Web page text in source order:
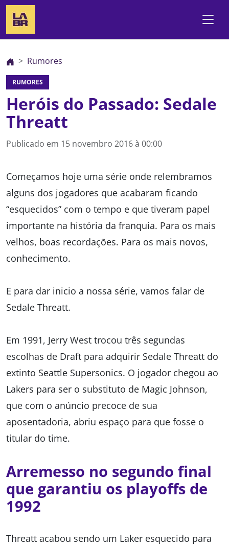
Rumores
RUMORES
Heróis do Passado: Sedale
Threatt
Publicado em 15 novembro 2016 à 00:00
Começamos hoje uma série onde relembramos
alguns dos jogadores que acabaram ficando
“esquecidos” com o tempo e que tiveram papel
importante na história da franquia. Para os mais
velhos, boas recordações. Para os mais novos,
conhecimento.
E para dar inicio a nossa série, vamos falar de
Sedale Threatt.
Em 1991, Jerry West trocou três segundas
escolhas de Draft para adquirir Sedale Threatt do
extinto Seattle Supersonics. O jogador chegou ao
Lakers para ser o substituto de Magic Johnson,
que com o anúncio precoce de sua
aposentadoria, abriu espaço para que fosse o
titular do time.
Arremesso no segundo final
que garantiu os playoffs de
1992
Threatt acabou sendo um Laker esquecido para